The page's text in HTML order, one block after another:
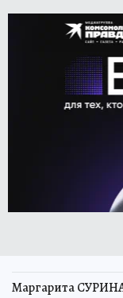
Маргарита